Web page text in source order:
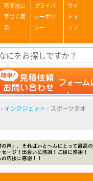
特商法に
基づく表
示
プライバ
シーポリ
シー
サイ
トマ
ップ
› インクジェット › スポーツタオ